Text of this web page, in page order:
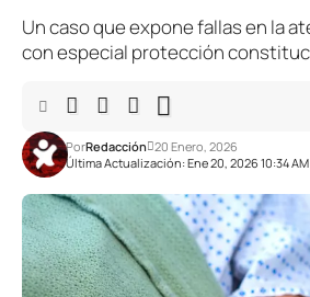
Un caso que expone fallas en la
con especial protección
Última Actualización: Ene 20, 2026 10:34 AM
PorRedacción 20 Enero, 2026